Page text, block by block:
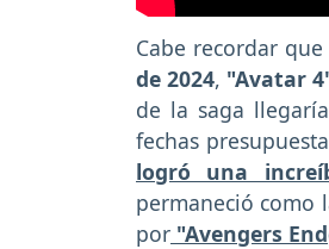
Cabe recordar que
de 2024, "Avatar
de la saga
fechas
logró una
permaneció como
por "Avengers